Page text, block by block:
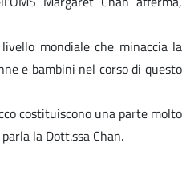
mondiale che minaccia la
e bambini nel corso di questo
costituiscono una parte molto
la Dott.ssa Chan.